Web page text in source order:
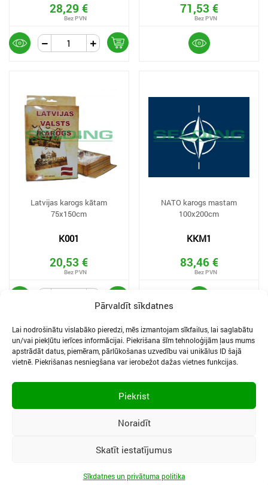
Pārvaldīt sīkdatnes
Lai nodrošinātu vislabāko pieredzi, mēs izmantojam sīkfailus, lai saglabātu
un/vai piekļūtu ierīces informācijai. Piekrišana šīm tehnoloģijām ļaus mums
apstrādāt datus, piemēram, pārlūkošanas uzvedību vai unikālus ID šajā
vietnē. Piekrišanas nesniegšana var ierobežot dažas vietnes funkcijas.
Piekrist
Noraidīt
Skatīt iestatījumus
Sīkdatnes un privātuma politika
28,29 € 71,53 €
Latvijas karogs kātam
75x150cm
K001
20,53 €
NATO karogs mastam
100x200cm
KKM1
83,46 €
LIETOŠANAS NOTEIKUMI
Vidzemes iela 3, Ogre, LV-5001 | Tālr.:65067496